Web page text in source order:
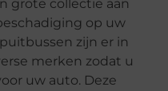
grote collectie aan
op uw
zijn er in
merken zodat u
uw auto. Deze